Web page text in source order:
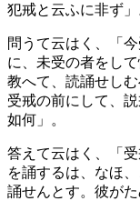
犯戒と云ふに非ず」
問うて云はく、「
に、未受の者をし
教へて、読誦せし
受戒の前にして、
如何」。
答えて云はく、「
を誦するは、なほ
誦せんとす。彼が